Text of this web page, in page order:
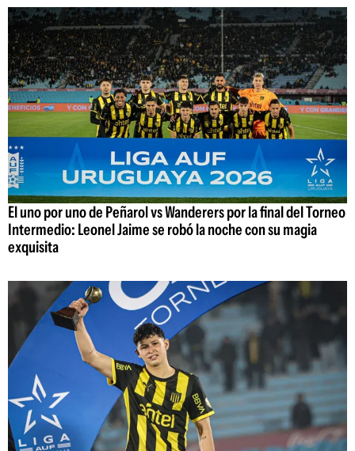
El uno por uno de Peñarol vs Wanderers por la final del Torneo
Intermedio: Leonel Jaime se robó la noche con su magia
exquisita